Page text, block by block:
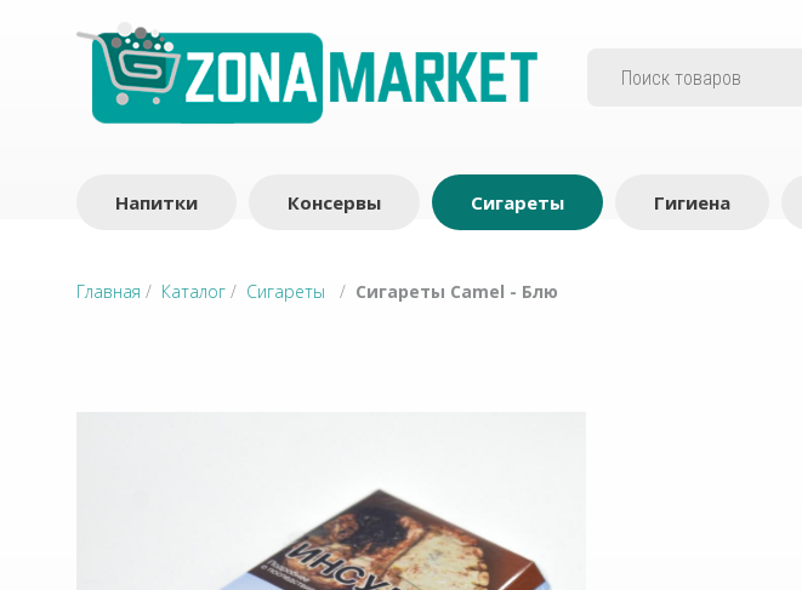
Напитки Консервы Сигареты Гигиена
Главная / Каталог / Сигареты / Сигареты Camel - Блю